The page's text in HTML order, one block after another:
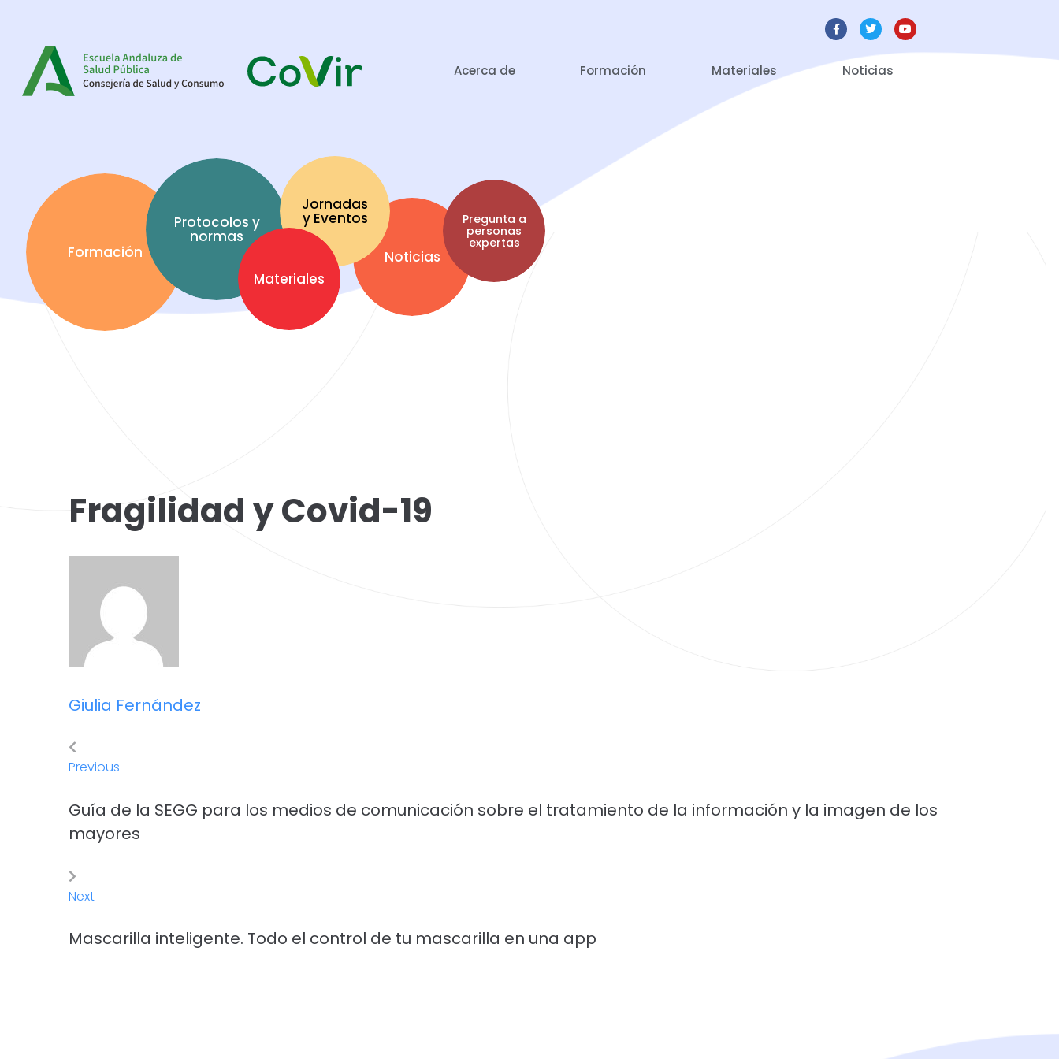
Acerca de Formación Materiales Noticias
Formación
Protocolos y
normas
Materiales
Jornadas
y Eventos
Noticias
Pregunta a
personas
expertas
Fragilidad y Covid-19
Giulia Fernández
Previous
Guía de la SEGG para los medios de comunicación sobre el tratamiento de la información y la imagen de los
mayores
Next
Mascarilla inteligente. Todo el control de tu mascarilla en una app